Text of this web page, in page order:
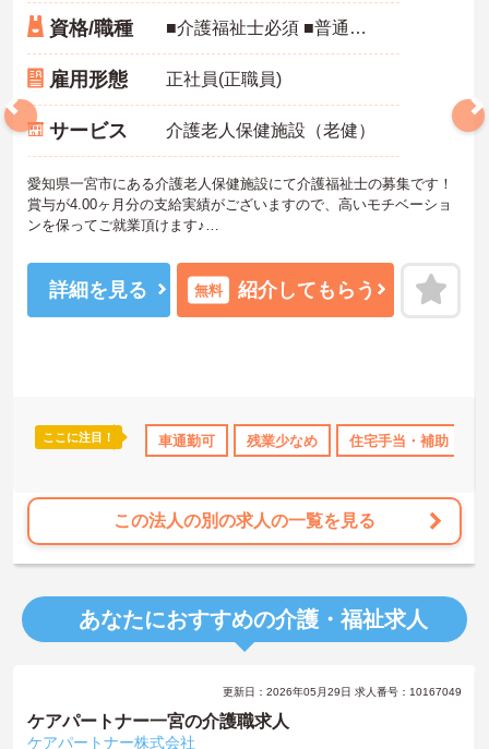
年間休日110日以上 資格取得サポート 産休･育休･介護休
資格/職種 ■介護福祉士必須 ■普通自動車免許必須（ＡＴ限定可） ■介護保健施設等の経験ある方歓迎
雇用形態 正社員(正職員)
サービス 介護老人保健施設（老健）
愛知県一宮市にある介護老人保健施設にて介護福祉士の募集です！
賞与が4.00ヶ月分の支給実績がございますので、高いモチベーショ
ンを保ってご就業頂けます♪
いただけます◎
ご興味のある方には、面接対策ポイントなど、さらに詳細をお話し
いたしますのでお気軽にご相談ください！
詳細を見る 無料 紹介してもらう
ここに注目！ 車通勤可 残業少なめ 住宅手当・補助
この法人の別の求人の一覧を見る
あなたにおすすめの介護・福祉求人
更新日：2026年05月29日 求人番号：10167049
ケアパートナー一宮の介護職求人
ケアパートナー株式会社